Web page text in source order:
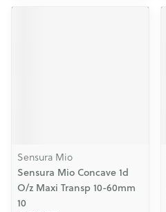
Sensura Mio
Sensura Mio Concave 1d
O/z Maxi Transp 10-60mm
10